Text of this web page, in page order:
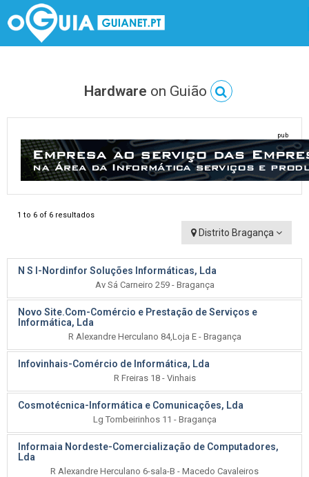
Hardware on Guião
pub
1 to 6 of 6 resultados
Distrito Bragança
N S I-Nordinfor Soluções Informáticas, Lda
Av Sá Carneiro 259 - Bragança
Novo Site.Com-Comércio e Prestação de Serviços e
Informática, Lda
R Alexandre Herculano 84,Loja E - Bragança
Infovinhais-Comércio de Informática, Lda
R Freiras 18 - Vinhais
Cosmotécnica-Informática e Comunicações, Lda
Lg Tombeirinhos 11 - Bragança
Informaia Nordeste-Comercialização de Computadores,
Lda
R Alexandre Herculano 6-sala-B - Macedo Cavaleiros